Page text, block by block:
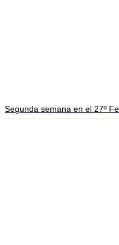
Segunda semana en el 27º